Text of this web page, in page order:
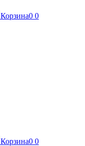
Корзина0 0
Корзина0 0